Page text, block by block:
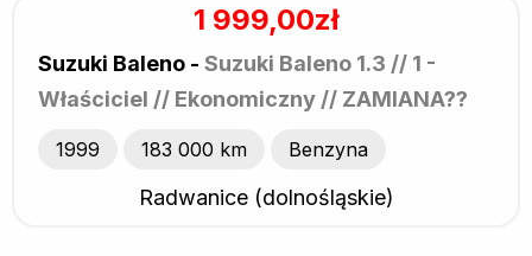
1 999,00zł
Suzuki Baleno - Suzuki Baleno 1.3 // 1 -
Właściciel // Ekonomiczny // ZAMIANA??
1999 183 000 km Benzyna
Radwanice (dolnośląskie)